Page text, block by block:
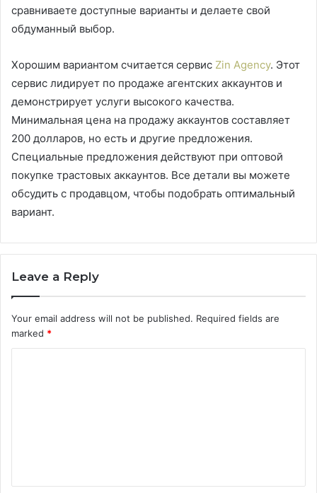
сравниваете доступные варианты и делаете свой
обдуманный выбор.
Хорошим вариантом считается сервис Zin Agency. Этот
сервис лидирует по продаже агентских аккаунтов и
демонстрирует услуги высокого качества.
Минимальная цена на продажу аккаунтов составляет
200 долларов, но есть и другие предложения.
Специальные предложения действуют при оптовой
покупке трастовых аккаунтов. Все детали вы можете
обсудить с продавцом, чтобы подобрать оптимальный
вариант.
Leave a Reply
Your email address will not be published. Required fields are
marked *
t